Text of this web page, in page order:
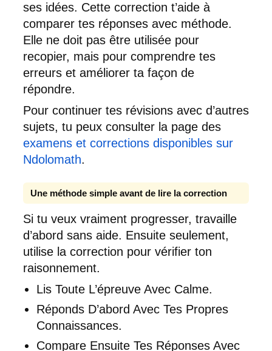
ses idées. Cette correction t’aide à
comparer tes réponses avec méthode.
Elle ne doit pas être utilisée pour
recopier, mais pour comprendre tes
erreurs et améliorer ta façon de
répondre.
Pour continuer tes révisions avec d’autres
sujets, tu peux consulter la page des
examens et corrections disponibles sur
Ndolomath.
Une méthode simple avant de lire la correction
Si tu veux vraiment progresser, travaille
d’abord sans aide. Ensuite seulement,
utilise la correction pour vérifier ton
raisonnement.
Lis Toute L’épreuve Avec Calme.
Réponds D’abord Avec Tes Propres
Connaissances.
Compare Ensuite Tes Réponses Avec